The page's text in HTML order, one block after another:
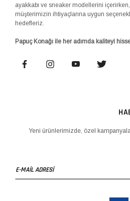
ayakkabı ve sneaker modellerini
müşterimizin ihtiyaçlarına uygun
hedefleriz.
Papuç Konağı ile her adımda kaliteyi
Yeni ürünlerimizde, özel
MAİL